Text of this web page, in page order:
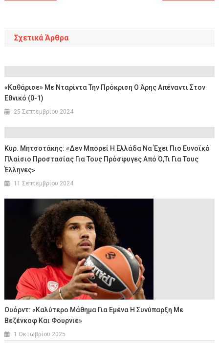
Σχετικά Άρθρα
«Καθάρισε» Με Νταρίντα Την Πρόκριση Ο Άρης Απέναντι Στον
Εθνικό (0-1)
25 Σεπτεμβρίου 2024
Κυρ. Μητσοτάκης: «Δεν Μπορεί Η Ελλάδα Να Έχει Πιο Ευνοϊκό
Πλαίσιο Προστασίας Για Τους Πρόσφυγες Από Ό,τι Για Τους
Έλληνες»
11 Σεπτεμβρίου 2024
Ουόρντ: «Καλύτερο Μάθημα Για Εμένα Η Συνύπαρξη Με
Βεζένκοφ Και Φουρνιέ»
1 Οκτωβρίου 2025